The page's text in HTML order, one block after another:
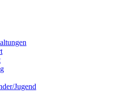
Jugend